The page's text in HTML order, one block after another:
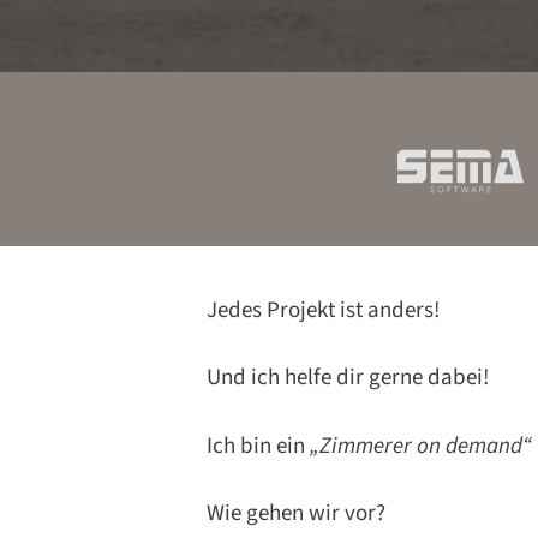
Jedes Projekt ist anders!
Und ich helfe dir gerne dabei!
Ich bin ein„Zimmerer on demand“
Wie gehen wir vor?